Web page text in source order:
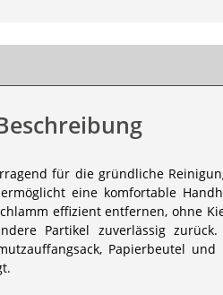
für die gründliche
eine komfortable
effizient entfernen, ohne
Partikel zuverlässig
Papierbeutel